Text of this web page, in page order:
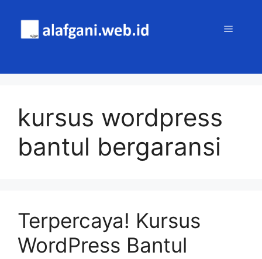
content
MENU
kursus wordpress
bantul bergaransi
Terpercaya! Kursus
WordPress Bantul